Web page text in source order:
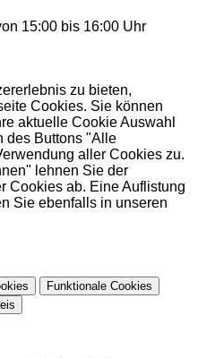
15:00 bis 16:00 Uhr
zu bieten,
Cookies. Sie können
aktuelle Cookie Auswahl
des Buttons "Alle
aller Cookies zu.
lehnen Sie der
Cookies ab. Eine Auflistung
Sie ebenfalls in unseren
Funktionale Cookies